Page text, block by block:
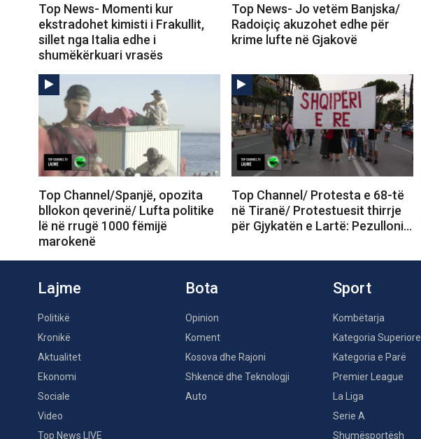
Top News- Momenti kur
ekstradohet kimisti i Frakullit,
sillet nga Italia edhe i
shumëkërkuari vrasës
Top News- Jo vetëm Banjska/
Radoiçiç akuzohet edhe për
krime lufte në Gjakovë
Top Channel/Spanjë, opozita
bllokon qeverinë/ Lufta politike
lë në rrugë 1000 fëmijë
marokenë
Top Channel/ Protesta e 68-të
në Tiranë/ Protestuesit thirrje
për Gjykatën e Lartë: Pezulloni…
Lajme
Politikë
Kronikë
Aktualitet
Ekonomi
Sociale
Video
Top News LIVE
Bota
Opinion
Koment
Kosova dhe Rajoni
Shkencë dhe Teknologji
Auto
Sport
Kombëtarja
Kategoria Superiore
Kategoria e Parë
Premier League
La Liga
Serie A
Shumësportësh